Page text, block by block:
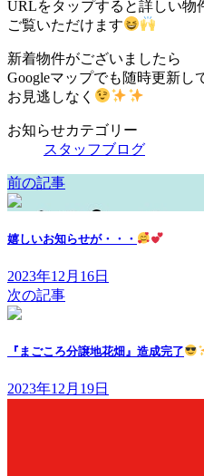
URLをタップすると詳しい物
ご覧いただけます
新着物件がございましたら
Googleマップでも随時更新し
お見逃しなく
お知らせカテゴリー
スタッフブログ
前の記事
嬉しいお知らせが・・・
2023年12月16日
次の記事
『まごころ分譲地花畑』造成完了
2023年12月19日